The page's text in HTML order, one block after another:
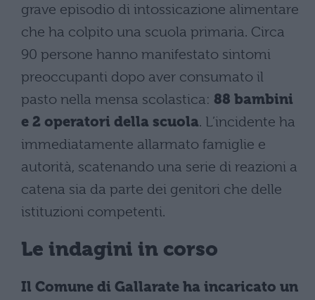
grave episodio di intossicazione alimentare
che ha colpito una scuola primaria. Circa
90 persone hanno manifestato sintomi
preoccupanti dopo aver consumato il
pasto nella mensa scolastica: 88 bambini
e 2 operatori della scuola. L’incidente ha
immediatamente allarmato famiglie e
autorità, scatenando una serie di reazioni a
catena sia da parte dei genitori che delle
istituzioni competenti.
Le indagini in corso
Il Comune di Gallarate ha incaricato un